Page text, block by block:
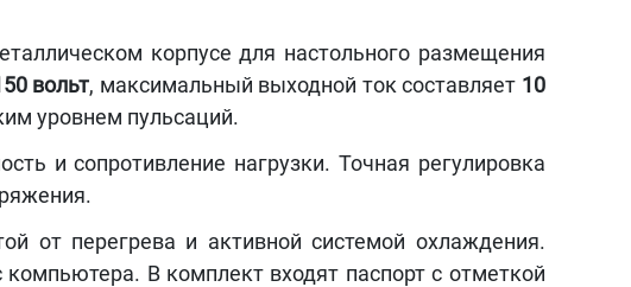
корпусе для настольного размещения
вольт, максимальный выходной ток составляет 10
уровнем пульсаций.
и сопротивление нагрузки. Точная регулировка
от перегрева и активной системой охлаждения.
В комплект входят паспорт с отметкой